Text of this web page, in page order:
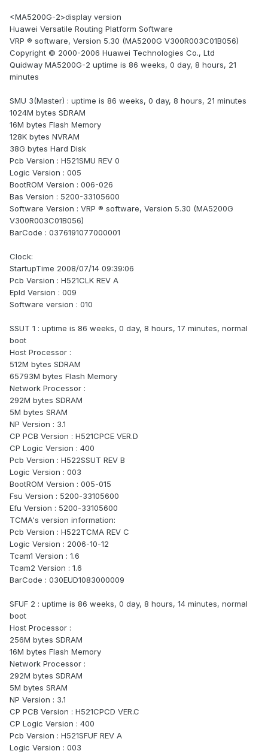
<MA5200G-2>display version
Huawei Versatile Routing Platform Software
VRP ® software, Version 5.30 (MA5200G V300R003C01B056)
Copyright © 2000-2006 Huawei Technologies Co., Ltd
Quidway MA5200G-2 uptime is 86 weeks, 0 day, 8 hours, 21
minutes
SMU 3(Master) : uptime is 86 weeks, 0 day, 8 hours, 21 minutes
1024M bytes SDRAM
16M bytes Flash Memory
128K bytes NVRAM
38G bytes Hard Disk
Pcb Version : H521SMU REV 0
Logic Version : 005
BootROM Version : 006-026
Bas Version : 5200-33105600
Software Version : VRP ® software, Version 5.30 (MA5200G
V300R003C01B056)
BarCode : 0376191077000001
Clock:
StartupTime 2008/07/14 09:39:06
Pcb Version : H521CLK REV A
Epld Version : 009
Software version : 010
SSUT 1 : uptime is 86 weeks, 0 day, 8 hours, 17 minutes, normal
boot
Host Processor :
512M bytes SDRAM
65793M bytes Flash Memory
Network Processor :
292M bytes SDRAM
5M bytes SRAM
NP Version : 3.1
CP PCB Version : H521CPCE VER.D
CP Logic Version : 400
Pcb Version : H522SSUT REV B
Logic Version : 003
BootROM Version : 005-015
Fsu Version : 5200-33105600
Efu Version : 5200-33105600
TCMA's version information:
Pcb Version : H522TCMA REV C
Logic Version : 2006-10-12
Tcam1 Version : 1.6
Tcam2 Version : 1.6
BarCode : 030EUD1083000009
SFUF 2 : uptime is 86 weeks, 0 day, 8 hours, 14 minutes, normal
boot
Host Processor :
256M bytes SDRAM
16M bytes Flash Memory
Network Processor :
292M bytes SDRAM
5M bytes SRAM
NP Version : 3.1
CP PCB Version : H521CPCD VER.C
CP Logic Version : 400
Pcb Version : H521SFUF REV A
Logic Version : 003